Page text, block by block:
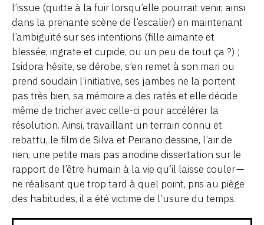
l’issue (quitte à la fuir lorsqu’elle pourrait venir, ainsi
dans la prenante scène de l’escalier) en maintenant
l’ambiguïté sur ses intentions (fille aimante et
blessée, ingrate et cupide, ou un peu de tout ça ?) ;
Isidora hésite, se dérobe, s’en remet à son mari ou
prend soudain l’initiative, ses jambes ne la portent
pas très bien, sa mémoire a des ratés et elle décide
même de tricher avec celle-ci pour accélérer la
résolution. Ainsi, travaillant un terrain connu et
rebattu, le film de Silva et Peirano dessine, l’air de
rien, une petite mais pas anodine dissertation sur le
rapport de l’être humain à la vie qu’il laisse couler —
ne réalisant que trop tard à quel point, pris au piège
des habitudes, il a été victime de l’usure du temps.